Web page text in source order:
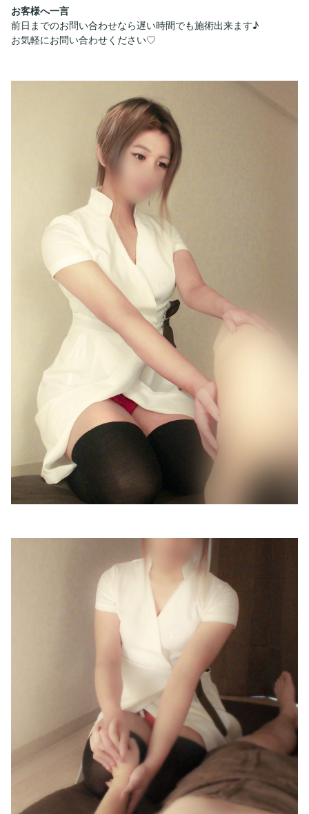
お客様へ一言
前日までのお問い合わせなら遅い時間でも施術出来ます♪
お気軽にお問い合わせください♡